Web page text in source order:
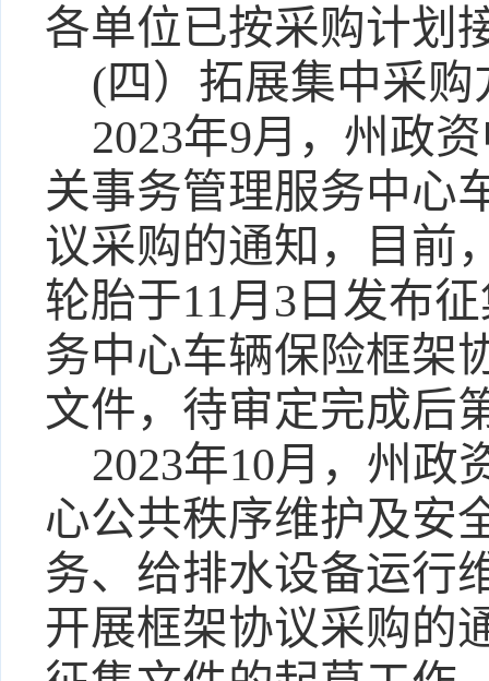
各单位已按采购计划
(四）拓展集中采
2023年9月，州政
关事务管理服务中心
议采购的通知，目前
轮胎于11月3日发布
务中心车辆保险框架
文件，待审定完成后
2023年10月，州政
心公共秩序维护及安
务、给排水设备运行
开展框架协议采购的